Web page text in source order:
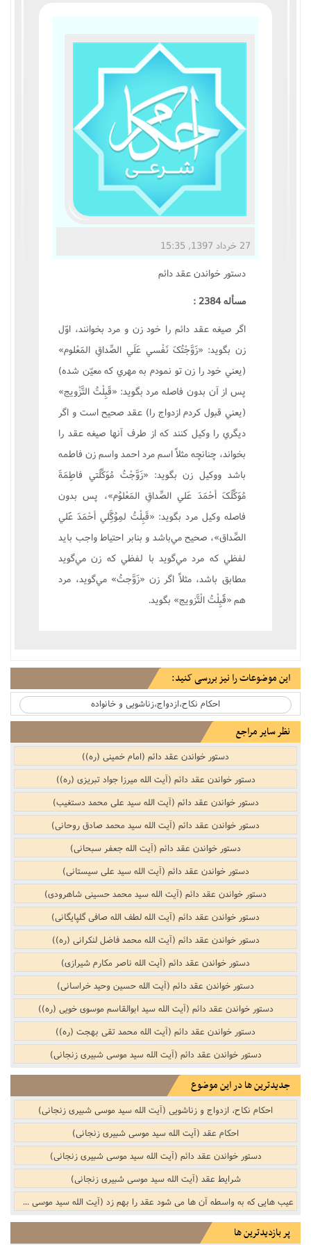
27 خرداد 1397, 15:35
دستور خواندن عقد دائم
مسأله 2384 :
اگر صيغه عقد دائم را خود زن و مرد بخوانند، اوّل
زن بگويد: «زَوَّجْتُکَ نَفْسي عَلَي الصِّداقِ المَعْلوم»
(يعني خود را زن تو نمودم به مهري که معيّن شده)
پس از آن بدون فاصله مرد بگويد: «قَبِلْتُ التَّزْويج»
(يعني قبول کردم ازدواج را) عقد صحيح است و اگر
ديگري را وکيل کنند که از طرف آنها صيغه عقد را
بخواند، چنانچه مثلاً اسم مرد احمد واسم زن فاطمه
باشد ووکيل زن بگويد: «زَوَّجْتُ مُوَکِّلَتي فاطِمَةَ
مُوَکِّلَکَ أحْمَدَ عَلي الصِّداقِ المَعْلوُم»، پس بدون
فاصله وکيل مرد بگويد: «قَبِلْتُ لمِوُکَِّلي أحْمَدَ عََلي
الصِّداق»، صحيح مي‌باشد و بنابر احتياط واجب بايد
لفظي که مرد مي‌گويد با لفظي که زن مي‌گويد
مطابق باشد، مثلاً اگر زن «زَوَّجتُ» مي‌گويد، مرد
هم «قََبِلْتُ الْتَّزويج» بگويد.
این موضوعات را نیز بررسی کنید:
احکام نکاح،ازدواج‌،زناشویی و خانواده
نظر سایر مراجع
دستور خواندن عقد دائم‌ (امام خمینی (ره))
دستور خواندن عقد دائم‌ (آیت الله میرزا جواد تبریزی (ره))
دستور خواندن عقد دائم‌ (آیت الله سید علی محمد دستغیب)
دستور خواندن عقد دائم‌ (آیت الله سید محمد صادق روحانی)
دستور خواندن عقد دائم‌ (آیت الله جعفر سبحانی)
دستور خواندن عقد دائم‌ (آیت الله سید علی سیستانی)
دستور خواندن عقد دائم‌ (آیت الله سید محمد حسینی شاهرودی)
دستور خواندن عقد دائم‌ (آیت الله لطف الله صافی گلپایگانی)
دستور خواندن عقد دائم‌ (آیت الله محمد فاضل لنکرانی (ره))
دستور خواندن عقد دائم‌ (آیت الله ناصر مکارم شیرازی)
دستور خواندن عقد دائم‌ (آیت الله حسین وحید خراسانی)
دستور خواندن عقد دائم‌ (آیت الله سید ابوالقاسم موسوی خویی (ره))
دستور خواندن عقد دائم‌ (آیت الله محمد تقی بهجت (ره))
دستور خواندن عقد دائم‌ (آیت الله سید موسی شبیری زنجانی)
جدیدترین ها در این موضوع
احکام نکاح، ازدواج و زناشویی‌ (آیت الله سید موسی شبیری زنجانی)
احکام عقد (آیت الله سید موسی شبیری زنجانی)
دستور خواندن عقد دائم‌ (آیت الله سید موسی شبیری زنجانی)
شرایط عقد (آیت الله سید موسی شبیری زنجانی)
عیب هایی که به واسطه آن ها می شود عقد را بهم زد (آیت الله سید موسی شبیری زنجانی)
پر بازدیدترین ها